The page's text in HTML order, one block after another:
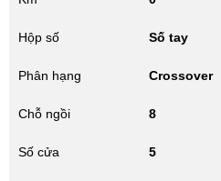
Hộp số Số tay
Phân hạng Crossover
Chỗ ngồi 8
Số cửa 5